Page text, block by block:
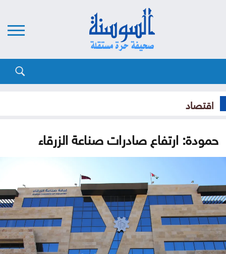
اقتصاد
حمودة: ارتفاع صادرات صناعة الزرقاء